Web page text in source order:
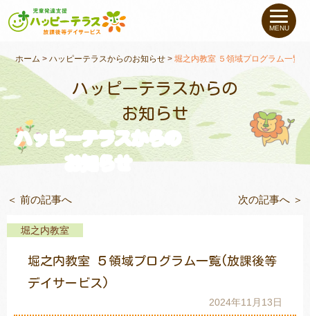
私たちについて
未就学のお子さま（０〜６才）
小学生〜高校生の お子さま
支援事例
教室一覧
MENU
ホーム >ハッピーテラスからのお知らせ >堀之内教室 ５領域プログラム一覧(
ハッピーテラスからの
お知らせ
ハッピーテラスからの
お知らせ
＜ 前の記事へ 次の記事へ ＞
堀之内教室
堀之内教室 ５領域プログラム一覧(放課後等
デイサービス)
2024年11月13日